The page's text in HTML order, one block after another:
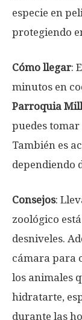
especie en
protegiendo
Cómo llegar:
minutos en
Parroquia
puedes tomar
También es
dependiendo
Consejos:
zoológico
desniveles.
cámara para
los animales
hidratarte,
durante las